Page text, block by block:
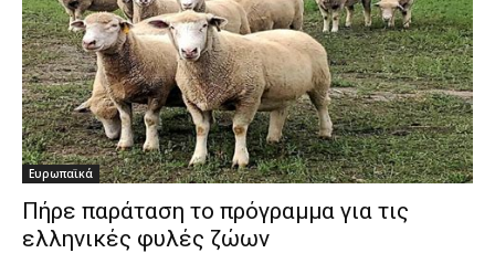
Ευρωπαϊκά
Πήρε παράταση το πρόγραμμα για τις
ελληνικές φυλές ζώων